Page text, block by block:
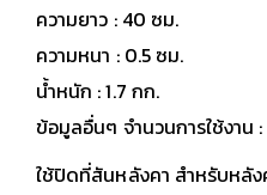
ความยาว : 40 ซม.
ความหนา : 0.5 ซม.
น้ำหนัก : 1.7 กก.
ข้อมูลอื่นๆ จำนวนการใช้งาน
ใช้ปิดที่สันหลังคา สำหรับหลั